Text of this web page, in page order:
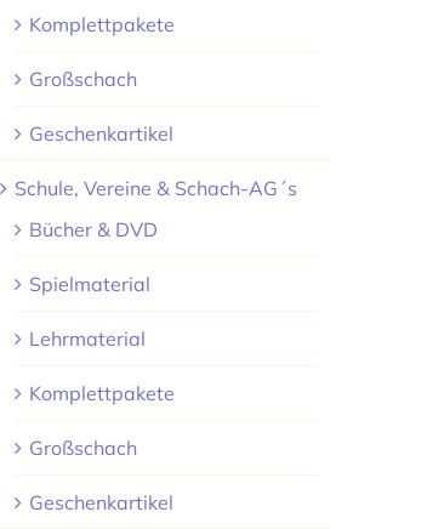
Komplettpakete
Großschach
Geschenkartikel
Schule, Vereine & Schach-AG´s
Bücher & DVD
Spielmaterial
Lehrmaterial
Komplettpakete
Großschach
Geschenkartikel